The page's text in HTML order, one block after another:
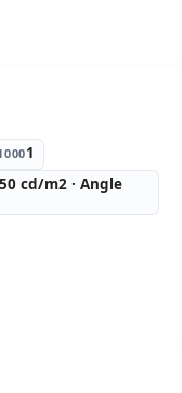
1
cd/m2 · Angle